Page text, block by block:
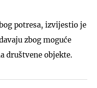
potresa, izvijestio je
zbog moguće
društvene objekte.